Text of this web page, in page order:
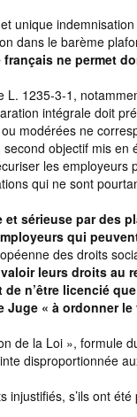
unique
dans le barème
français ne permet
L. 1235-3-1,
intégrale doit
modérées ne
objectif mis en
les
qui ne sont
sérieuse par des
qui
des droits
leurs droits au
n’être licencié
« à ordonner
de la Loi », formule
disproportionnée
s’ils ont